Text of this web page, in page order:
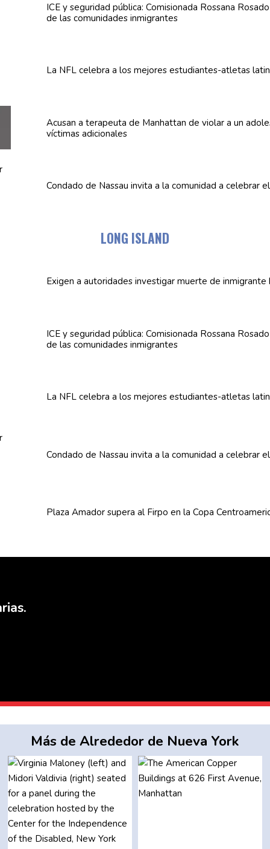
ICE y seguridad pública: Comisionada Rossana
de las comunidades inmigrantes
La NFL celebra a los mejores estudiantes-atletas
Acusan a terapeuta de Manhattan de violar a un
víctimas adicionales
Condado de Nassau invita a la comunidad a celebrar
LONG ISLAND
Exigen a autoridadesinvestigar muerte de inmigrante
ICE y seguridad pública: Comisionada Rossana
de las comunidades inmigrantes
La NFL celebra a los mejores estudiantes-atletas
Condado de Nassau invita a la comunidad a celebrar
Plaza Amador supera al Firpo en la Copa
Más de Alrededor de Nueva York